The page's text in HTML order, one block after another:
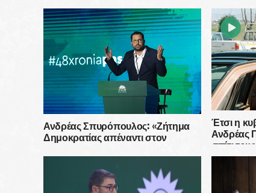
Ανδρέας Σπυρόπουλος: «Ζήτημα
Δημοκρατίας απέναντι στον
την Κυβέρνηση και τον κ.
Μητσοτάκη»
Έτσι η
Ανδρέας
σπίτι